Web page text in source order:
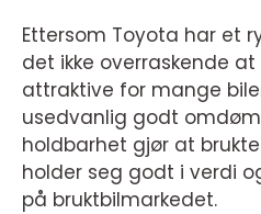
Ettersom Toyota har et
det ikke overraskende
attraktive for mange
usedvanlig godt
holdbarhet gjør at
holder seg godt i verdi
på bruktbilmarkedet.